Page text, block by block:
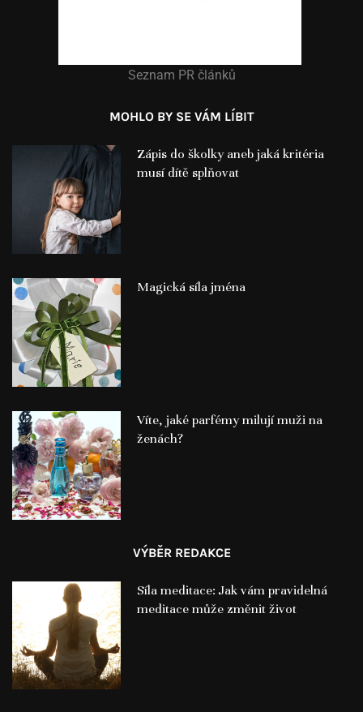
Seznam PR článků
MOHLO BY SE VÁM LÍBIT
Zápis do školky aneb jaká kritéria
musí dítě splňovat
Magická síla jména
Víte, jaké parfémy milují muži na
ženách?
VÝBĚR REDAKCE
Síla meditace: Jak vám pravidelná
meditace může změnit život